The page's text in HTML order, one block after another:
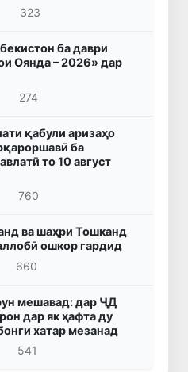
323
ба даври
Оянда – 2026» дар
274
қабули аризаҳо
ба
то 10 август
760
ва шаҳри Тошканд
ошкор гардид
660
мешавад: дар ҶД
дар як ҳафта ду
хатар мезанад
541